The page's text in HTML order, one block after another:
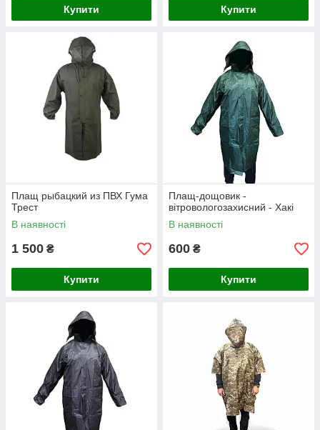
Купити Купити
Плащ рыбацкий из ПВХ Гума
Трест
В наявності
1 500 ₴
Купити
Плащ-дощовик -
вітровологозахисний - Хакі
В наявності
600 ₴
Купити